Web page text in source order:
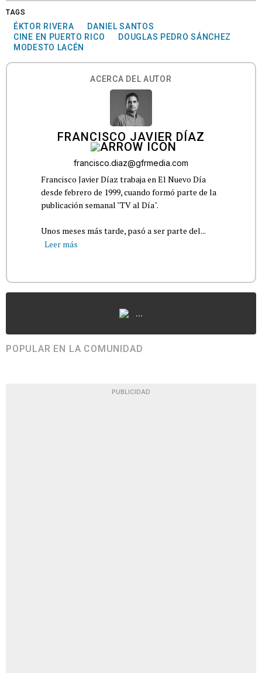
TAGS
ÉKTOR RIVERA
DANIEL SANTOS
CINE EN PUERTO RICO
DOUGLAS PEDRO SÁNCHEZ
MODESTO LACÉN
ACERCA DEL AUTOR
FRANCISCO JAVIER DÍAZ
francisco.diaz@gfrmedia.com
Francisco Javier Díaz trabaja en El Nuevo Día
desde febrero de 1999, cuando formó parte de la
publicación semanal "TV al Día".
Unos meses más tarde, pasó a ser parte del...
Leer más
...
POPULAR EN LA COMUNIDAD
PUBLICIDAD